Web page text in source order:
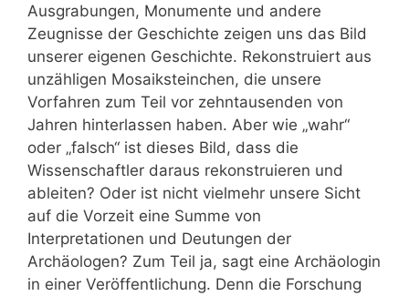
Ausgrabungen, Monumente und andere
Zeugnisse der Geschichte zeigen uns das Bild
unserer eigenen Geschichte. Rekonstruiert aus
unzähligen Mosaiksteinchen, die unsere
Vorfahren zum Teil vor zehntausenden von
Jahren hinterlassen haben. Aber wie „wahr“
oder „falsch“ ist dieses Bild, dass die
Wissenschaftler daraus rekonstruieren und
ableiten? Oder ist nicht vielmehr unsere Sicht
auf die Vorzeit eine Summe von
Interpretationen und Deutungen der
Archäologen? Zum Teil ja, sagt eine Archäologin
in einer Veröffentlichung. Denn die Forschung